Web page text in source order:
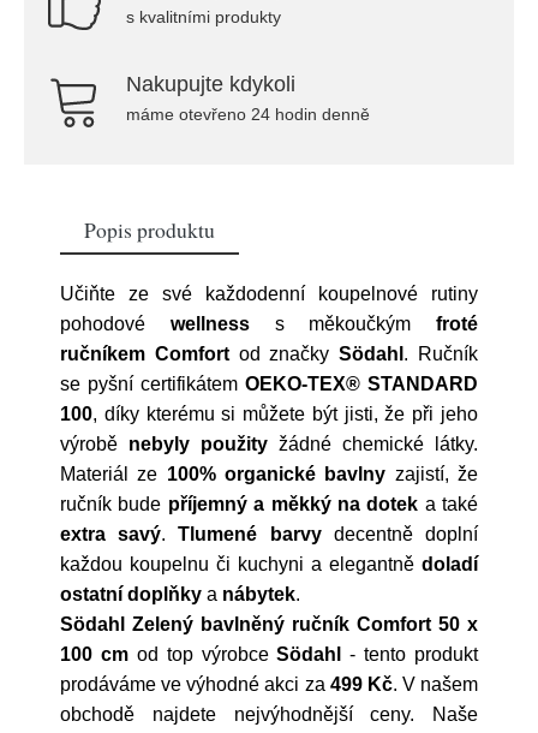
s kvalitními produkty
Nakupujte kdykoli
máme otevřeno 24 hodin denně
Popis produktu
Učiňte ze své každodenní koupelnové rutiny
pohodové wellnesss měkoučkým froté
ručníkem Comfortod značkySödahl . Ručník
se pyšní certifikátem OEKO-TEX® STANDARD
100, díky kterému si můžete být jisti, že při jeho
výrobě nebyly použity žádné chemické látky.
Materiál ze 100% organické bavlny zajistí, že
ručník bude příjemný a měkký na dotek a také
extra savý.Tlumené barvydecentně doplní
každou koupelnu či kuchyni a elegantně doladí
ostatní doplňky a nábytek.
Södahl Zelený bavlněný ručník Comfort 50 x
100 cmod top výrobceSödahl
- tento produkt
prodáváme ve výhodné akci za 499 Kč. V našem
obchodě najdete nejvýhodnější ceny. Naše